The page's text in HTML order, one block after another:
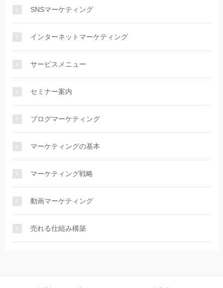
SNSマーケティング
インターネットマーケティング
サービスメニュー
セミナー案内
ブログマーケティング
マーケティングの基本
マーケティング戦略
動画マーケティング
売れる仕組み構築